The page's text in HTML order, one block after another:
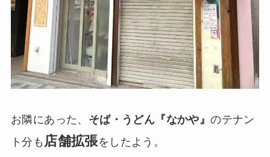
お隣にあった、 そば・うどん『なかや』のテナン
ト分も 店舗拡張をしたよう。